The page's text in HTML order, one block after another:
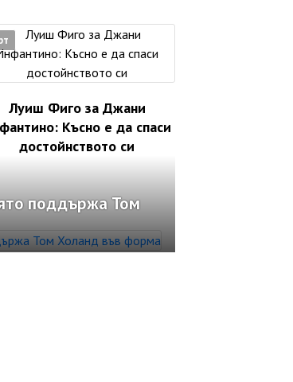
Луиш Фиго за Джани
Късно е да спаси
достойнството си
поддържа Том